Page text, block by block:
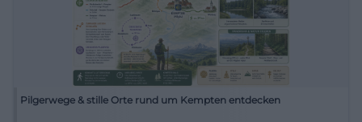
Pilgerwege & stille Orte rund um Kempten entdecken